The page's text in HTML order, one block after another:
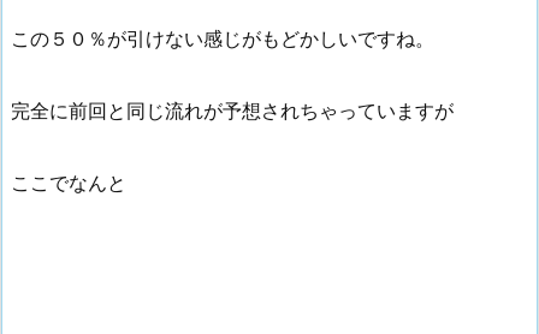
この５０％が引けない感じがもどかしいですね。
完全に前回と同じ流れが予想されちゃっていますが
ここでなんと